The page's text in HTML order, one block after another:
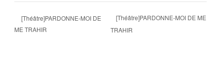
[Théâtre]PARDONNE-MOI DE
ME TRAHIR
[Théâtre]PARDONNE-MOI DE ME
TRAHIR